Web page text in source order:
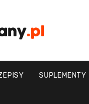
SUPLEMENTY